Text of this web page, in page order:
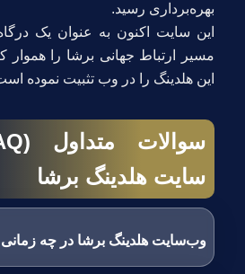
بهره‌برداری رسید.
این سایت اکنون به عنوان یک
مسیر ارتباط جهانی برشا را هموار
این هلدینگ را در وب تثبیت نموده
سایت هلدینگ برشا
وب‌سایت هلدینگ برشا در چه زمانی